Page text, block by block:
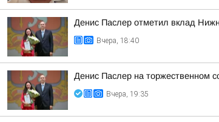
Денис Паслер отметил вклад
Вчера, 18:40
Денис Паслер на торжественном
Вчера, 19:35